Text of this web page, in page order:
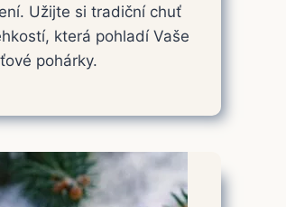
Užijte si tradiční chuť
která pohladí Vaše
pohárky.